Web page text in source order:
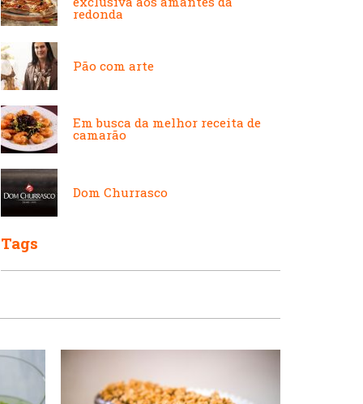
Francesa
Lanchonetes
Massas
Japonesa e Oriental
Lanchonetes
Padarias e Confeitarias
redonda
Pão com arte
Em busca da melhor receita de
camarão
Dom Churrasco
Tags